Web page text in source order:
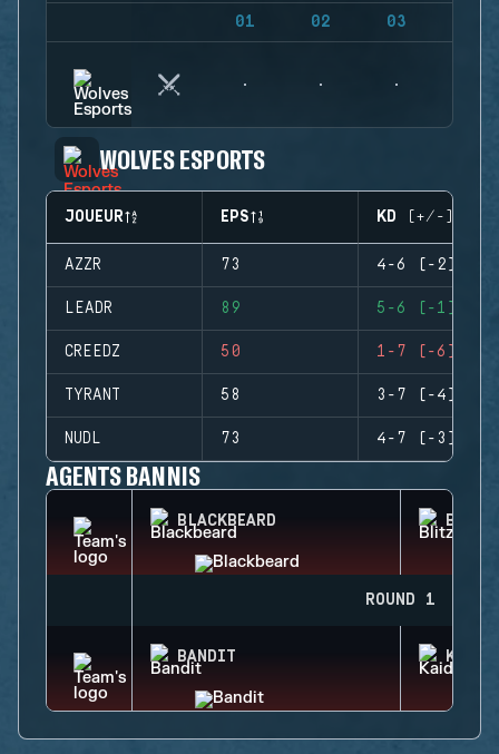
01 02 03
WOLVES ESPORTS
JOUEUR EPS KD (+/-)
AZZR 73 4-6 (-2)
LEADR 89 5-6 (-1)
CREEDZ 50 1-7 (-6)
TYRANT 58 3-7 (-4)
NUDL 73 4-7 (-3)
AGENTS BANNIS
BLACKBEARD BLITZ
ROUND 1
BANDIT KAID